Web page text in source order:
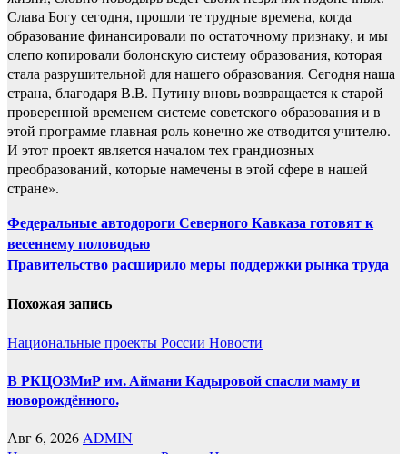
Слава Богу сегодня, прошли те трудные времена, когда
образование финансировали по остаточному признаку, и мы
слепо копировали болонскую систему образования, которая
стала разрушительной для нашего образования. Сегодня наша
страна, благодаря В.В. Путину вновь возвращается к старой
проверенной временем системе советского образования и в
этой программе главная роль конечно же отводится учителю.
И этот проект является началом тех грандиозных
преобразований, которые намечены в этой сфере в нашей
стране».
Навигация
по
записям
Федеральные автодороги Северного Кавказа готовят к
весеннему половодью
Правительство расширило меры поддержки рынка труда
Похожая запись
Национальные проекты России Новости
В РКЦОЗМиР им. Аймани Кадыровой спасли маму и
новорождённого.
Авг 6, 2026ADMIN